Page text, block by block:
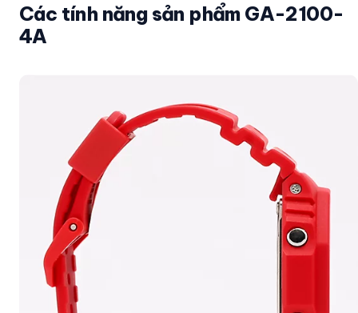
Các tính năng sản phẩm GA-2100-
4A